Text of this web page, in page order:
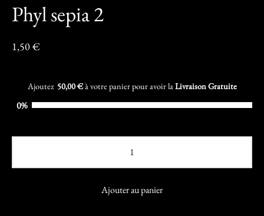
Phyl sepia 2
1,50€
Ajoutez 50,00€à votre panier pour avoir laLivraison Gratuite
0%
Ajouter au panier